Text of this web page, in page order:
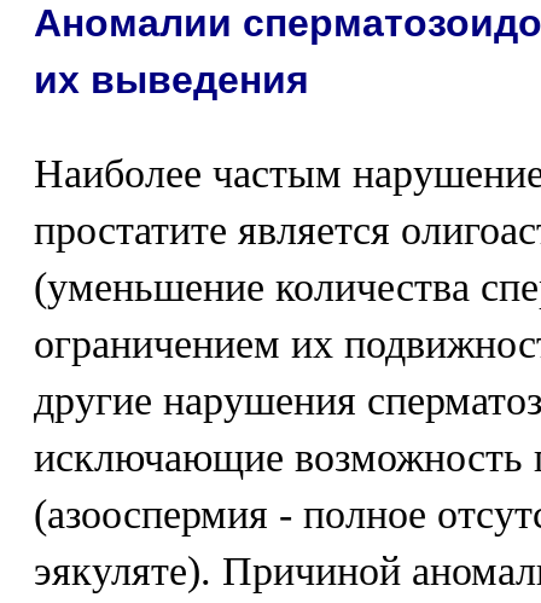
Аномалии
их выведения
Наиболее частым
простатите является
(уменьшение количества
ограничением их
другие нарушения
исключающие возможность
(азооспермия - полное
эякуляте). Причиной